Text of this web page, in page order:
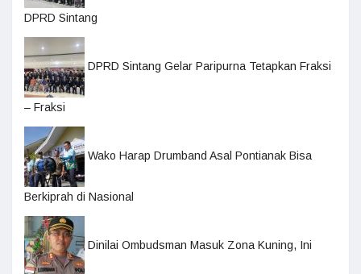
DPRD Sintang
DPRD Sintang Gelar Paripurna Tetapkan Fraksi
– Fraksi
Wako Harap Drumband Asal Pontianak Bisa
Berkiprah di Nasional
Dinilai Ombudsman Masuk Zona Kuning, Ini